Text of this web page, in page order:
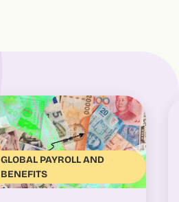
GLOBAL PAYROLL AND
BENEFITS